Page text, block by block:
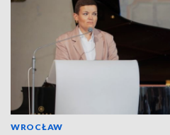
WROCŁAW